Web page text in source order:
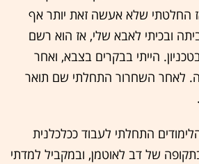
החלטתי שלא אעשה זאת יותר אף
ובכיתי לאבא שלי, אז הוא רשם
הייתי בבקרים בצבא, ואחר
לאחר השחרור התחלתי שם תואר
התחלתי לעבוד ככלכלנית
של דב לאוטמן, ובמקביל למדתי